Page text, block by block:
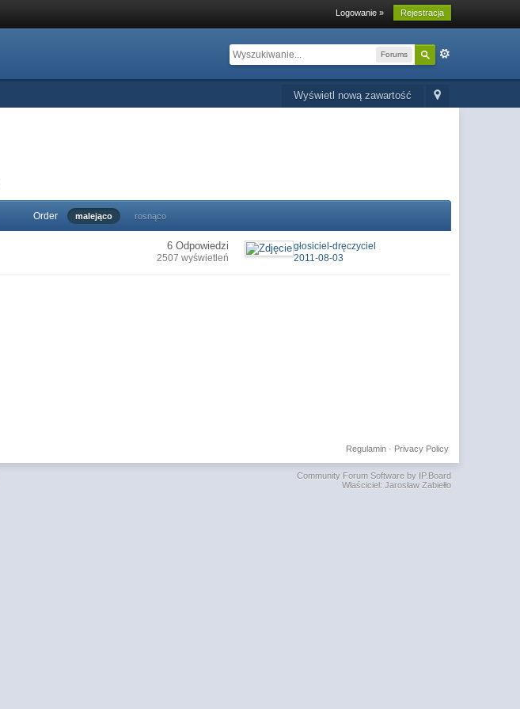
Logowanie » Rejestracja
Forums
Wyświetl nową zawartość
Order malejąco rosnąco
6 Odpowiedzi
2507 wyświetleń
głosiciel-dręczyciel
2011-08-03
Privacy Policy
Regulamin·
Community Forum Software by IP.Board
Właściciel: Jarosław Zabiełło